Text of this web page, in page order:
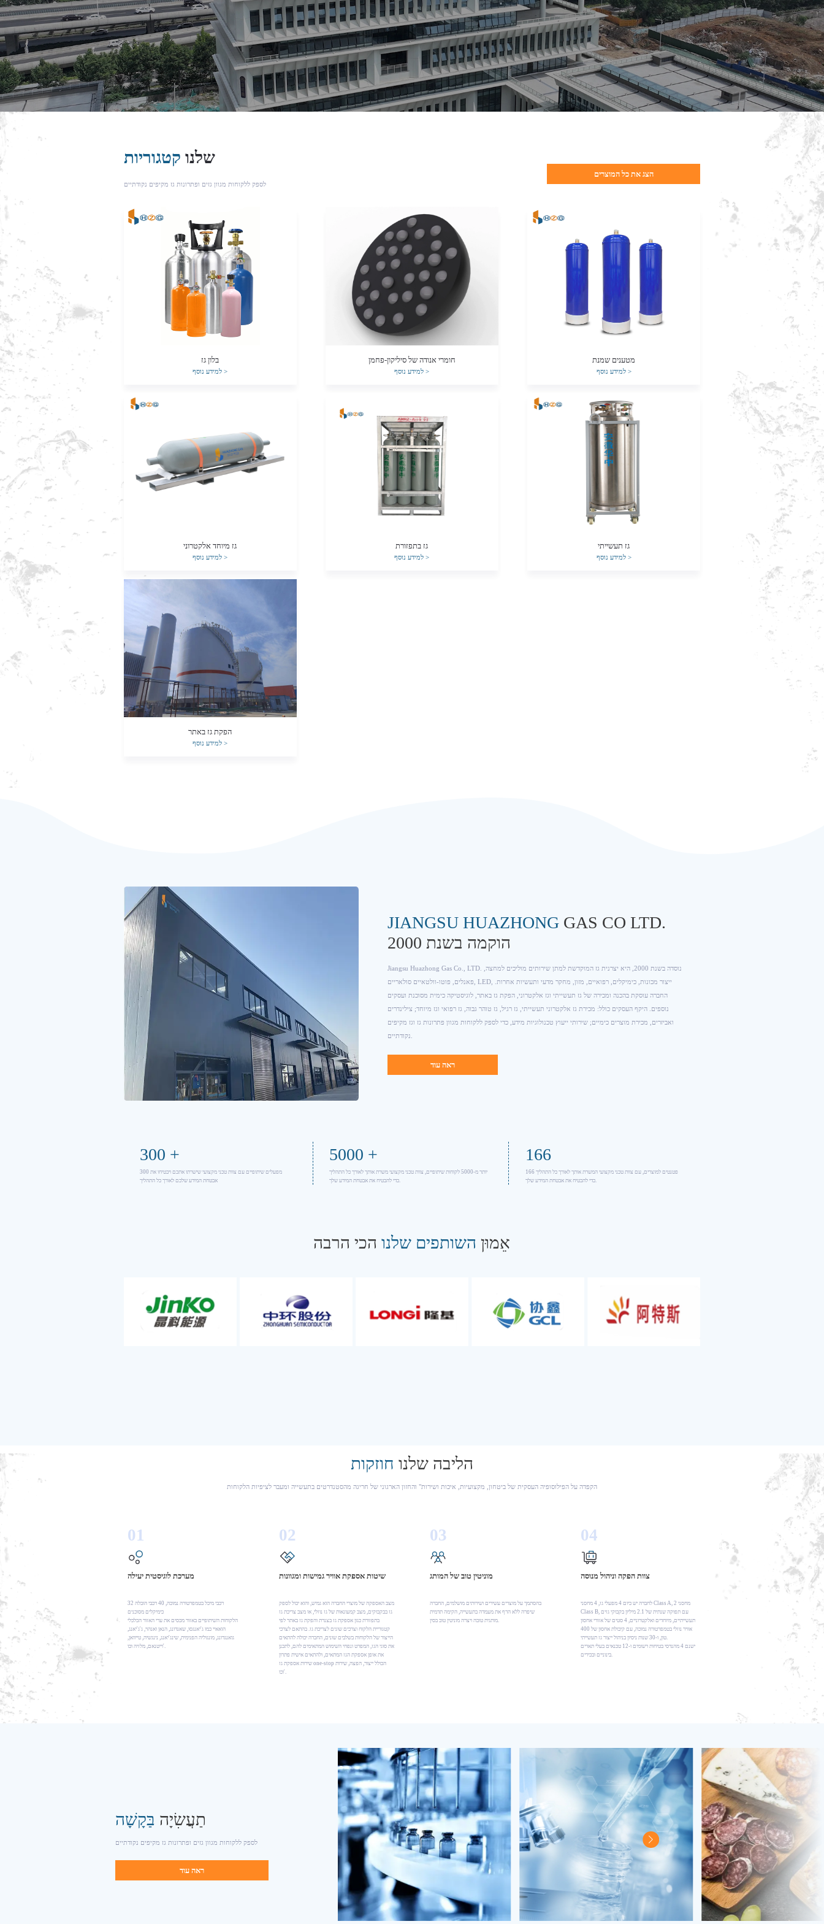
שלנו קטגוריות
לספק ללקוחות מגוון גזים ופתרונות גז מקיפים נקודתיים
הצג את כל המוצרים
בלון גז
למידע נוסף>
חומרי אנודה של סיליקון-פחמן
למידע נוסף>
מטענים שמנת
למידע נוסף >
גז מיוחד אלקטרוני
למידע נוסף>
גז בתפזורת
למידע נוסף>
גז תעשייתי
למידע נוסף >
הפקת גז באתר
למידע נוסף>
JIANGSU HUAZHONGGAS CO LTD.
הוקמה בשנת 2000
Jiangsu Huazhong Gas Co., LTD. נוסדה בשנת 2000, היא יצרנית גז המוקדשת למתן שירותים מוליכים למחצה,
פאנלים, פוטו-וולטאיים סולאריים, LED, ייצור מכונות, כימיקלים, רפואיים, מזון, מחקר מדעי ותעשיות אחרות.
החברה עוסקת בהכנה ומכירה של גז תעשייתי וגז אלקטרוני, הפקת גז באתר, לוגיסטיקה כימית מסוכנת ועסקים
נוספים. היקף העסקים כולל: מכירת גז אלקטרוני תעשייתי, גז רגיל, גז טוהר גבוה, גז רפואי וגז מיוחד; צילינדרים
ואביזרים, מכירת מוצרים כימיים; שירותי ייעוץ טכנולוגיות מידע, כדי לספק ללקוחות מגוון פתרונות גז וגז מקיפים
ראה עוד
300 +
300 מפעלים שיתופיים עם צוות טכני מקצועי שישרתו אתכם ויבטיחו את
אבטחת המידע שלכם לאורך כל התהליך
5000 +
יותר מ-5000 לקוחות שיתופיים, צוות טכני מקצועי משרת אותך לאורך כל התהליך
כדי להבטיח את אבטחת המידע שלך.
166
166 פטנטים למוצרים, עם צוות טכני מקצועי המשרת אותך לאורך כל התהליך
כדי להבטיח את אבטחת המידע שלך.
אֵמוּן השותפים שלנוהכי הרבה
הליבה שלנו חוזקות
הקפדה על הפילוסופיה העסקית של ביטחון, מקצועיות, איכות ושירות" והחזון הארגוני של חריגה מהסטנדרטים בתעשייה ומעבר לציפיות הלקוחות
01
מערכת לוגיסטית יעילה
32 רכבי מיכל בטמפרטורה נמוכה, 40 רכבי הובלה
כימיקלים מסוכנים
הלקוחות השיתופיים באזור מכסים את ערי האזור הכלכלי
הואאיי כמו ג'יאנגסו, שאנדונג, הנאן ואנהוי, ג'ג'יאנג,
גואנגדונג, מונגוליה הפנימית, שינג'יאנג, נינגשיה, טייוואן,
וייטנאם, מלזיה וכו'.
02
שיטות אספקת אוויר גמישות ומגוונות
מצב האספקה של מוצרי החברה הוא גמיש, והוא יכול לספק
גז בבקבוקים, מצב קמעונאות של גז נוזלי, או מצב צריכת גז
בתפזורת כגון אספקת גז בצנרת והפקת גז באתר לפי
קטגוריית הלקוח וצרכים שונים לצריכת גז. בהתאם לצרכי
הייצור של הלקוחות בשלבים שונים, החברה יכולה להתאים
את סוגי הגז, המפרט ונפחי השימוש המתאימים להם, לתכנן
את אופן אספקת הגז המתאים, ולהתאים אישית פתרון
שירות אספקת גז one-stop הכולל ייצור, הפצה, שירות
וכו'.
03
מוניטין טוב של המותג
בהסתמך על מוצרים עשירים ושירותים מושלמים, החברה
שיפרה ללא הרף את מעמדה בתעשייה, הקימה תדמית
04
צוות הפקה וניהול מנוסה
לחברה יש כיום 4 מפעלי גז, 4 מחסני Class A, 2 מחסני
Class B, עם תפוקה שנתית של 2.1 מיליון בקבוקי גזים
תעשייתיים, מיוחדים ואלקטרוניים, 4 סטים של אזורי אחסון
אוויר נוזלי בטמפרטורה נמוכה, עם קיבולת אחסון של 400
ישנם 4 מהנדסי בטיחות רשומים ו-12 טכנאים בעלי תארים
תַעֲשִׂיָה בַּקָשָׁה
לספק ללקוחות מגוון גזים ופתרונות גז מקיפים נקודתיים
ראה עוד